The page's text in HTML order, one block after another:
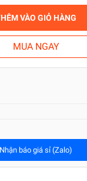
VÀO GIỎ HÀNG
MUA NGAY
Nhận báo giá sỉ (Zalo)